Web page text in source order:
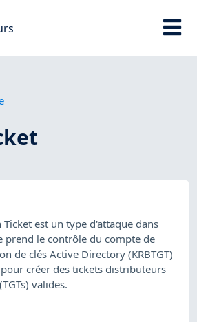
est un type d'attaque dans
prend le contrôle du compte de
de clés Active Directory (KRBTGT)
créer des tickets distributeurs
valides.